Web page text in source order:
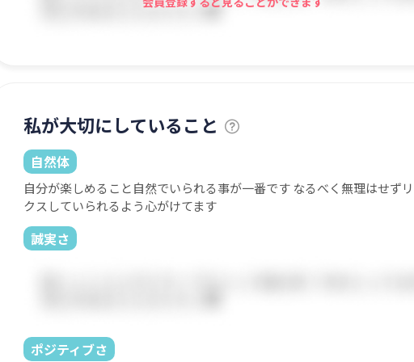
私が大切にしていること
自然体
自分が楽しめること自然でいられる事が一番です なるべく無理はせず
クスしていられるよう心がけてます
誠実さ
ポジティブさ